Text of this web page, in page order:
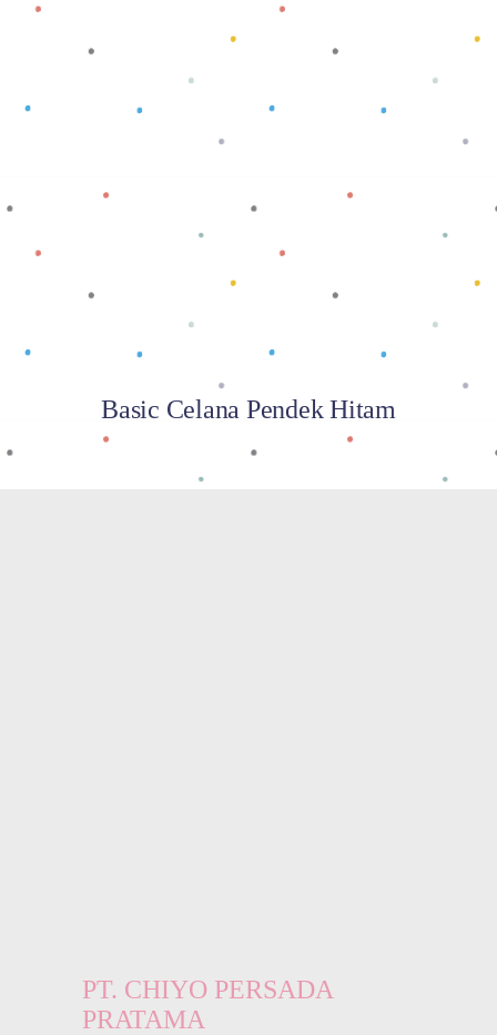
Basic Celana Pendek Hitam
PT. CHIYO PERSADA
PRATAMA